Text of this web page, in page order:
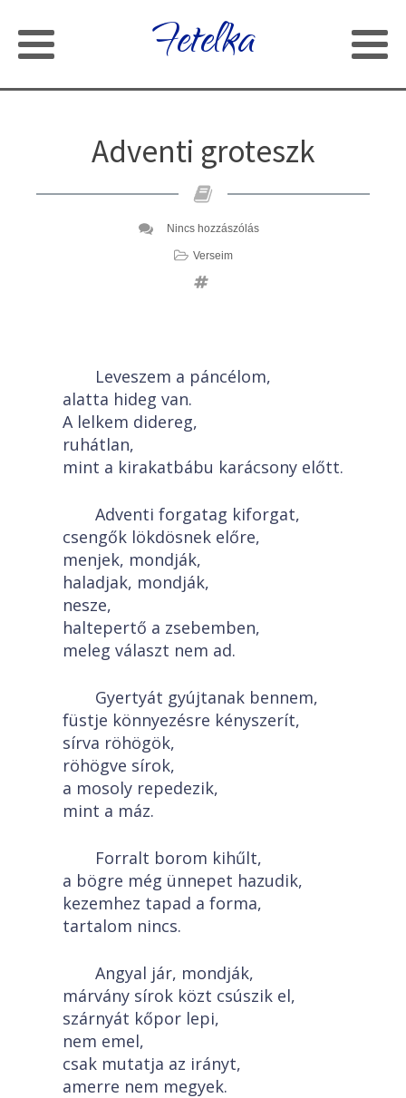
Fetelka
Adventi groteszk
Nincs hozzászólás
Verseim
Leveszem a páncélom,
alatta hideg van.
A lelkem didereg,
ruhátlan,
mint a kirakatbábu karácsony előtt.
Adventi forgatag kiforgat,
csengők lökdösnek előre,
menjek, mondják,
haladjak, mondják,
nesze,
haltepertő a zsebemben,
meleg választ nem ad.
Gyertyát gyújtanak bennem,
füstje könnyezésre kényszerít,
sírva röhögök,
röhögve sírok,
a mosoly repedezik,
mint a máz.
Forralt borom kihűlt,
a bögre még ünnepet hazudik,
kezemhez tapad a forma,
tartalom nincs.
Angyal jár, mondják,
márvány sírok közt csúszik el,
szárnyát kőpor lepi,
nem emel,
csak mutatja az irányt,
amerre nem megyek.